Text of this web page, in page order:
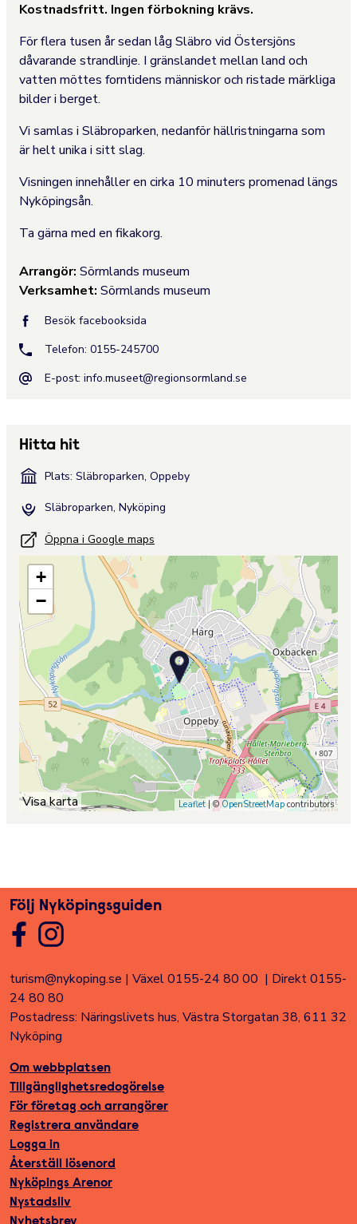
Kostnadsfritt. Ingen förbokning krävs.
För flera tusen år sedan låg Släbro vid Östersjöns
dåvarande strandlinje. I gränslandet mellan land och
vatten möttes forntidens människor och ristade märkliga
bilder i berget.
Vi samlas i Släbroparken, nedanför hällristningarna som
är helt unika i sitt slag.
Visningen innehåller en cirka 10 minuters promenad längs
Nyköpingsån.
Ta gärna med en fikakorg.
Arrangör: Sörmlands museum
Verksamhet: Sörmlands museum
Besök facebooksida
Telefon: 0155-245700
E-post: info.museet@regionsormland.se
Hitta hit
Plats: Släbroparken, Oppeby
Släbroparken, Nyköping
Öppna i Google maps
+
−
Leaflet| ©OpenStreetMap contributors
Visa karta
Följ Nyköpingsguiden
turism@nykoping.se | Växel 0155-24 80 00 | Direkt 0155-
24 80 80
Postadress: Näringslivets hus, Västra Storgatan 38, 611 32
Nyköping
Om webbplatsen
Tillgänglighetsredogörelse
För företag och arrangörer
Registrera användare
Logga in
Återställ lösenord
Nyköpings Arenor
Nystadsliv